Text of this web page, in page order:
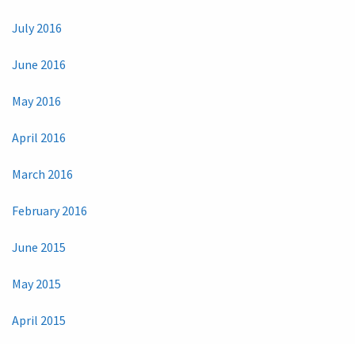
July 2016
June 2016
May 2016
April 2016
March 2016
February 2016
June 2015
May 2015
April 2015